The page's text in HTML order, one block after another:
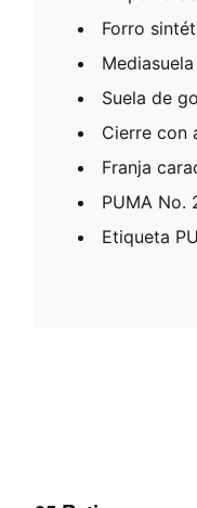
Forro
Suela de
Cierre con
Franja
PUMA No.
Etiqueta